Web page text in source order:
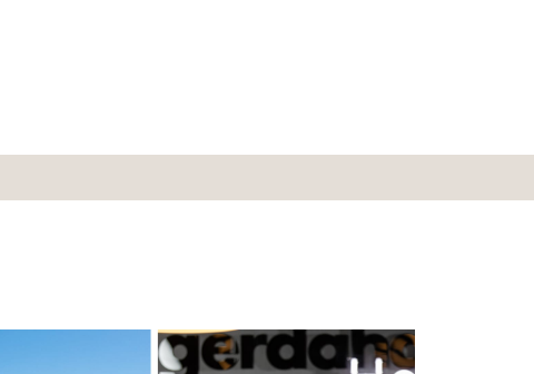
på Gerdahallens gym i Helsingborg